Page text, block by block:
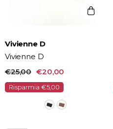
Vendor:
Vivienne D
Vivienne D
€25,00 €20,00
Risparmia €5,00